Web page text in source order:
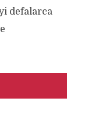
defalarca